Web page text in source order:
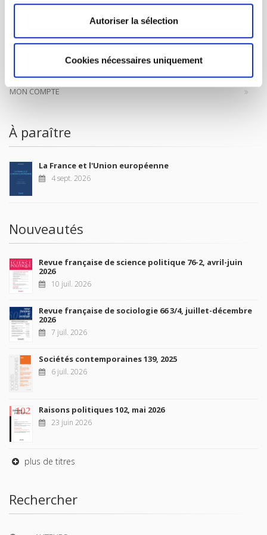
Autoriser la sélection
Cookies nécessaires uniquement
FOREIGN RIGHTS
POUR LES LIBRAIRES
MON COMPTE
À paraître
La France et l'Union européenne
4 sept. 2026
Nouveautés
Revue française de science politique 76-2, avril-juin
2026
10 juil. 2026
Revue française de sociologie 66 3/4, juillet-décembre
2026
7 juil. 2026
Sociétés contemporaines 139, 2025
6 juil. 2026
Raisons politiques 102, mai 2026
23 juin 2026
plus de titres
Rechercher